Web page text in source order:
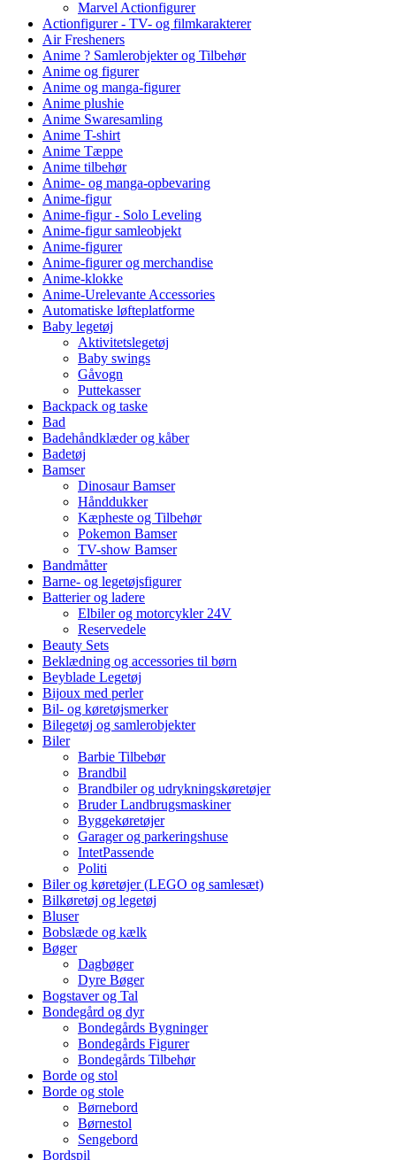
Marvel Actionfigurer
Actionfigurer - TV- og filmkarakterer
Air Fresheners
Anime ? Samlerobjekter og Tilbehør
Anime og figurer
Anime og manga-figurer
Anime plushie
Anime Swaresamling
Anime T-shirt
Anime Tæppe
Anime tilbehør
Anime- og manga-opbevaring
Anime-figur
Anime-figur - Solo Leveling
Anime-figur samleobjekt
Anime-figurer
Anime-figurer og merchandise
Anime-klokke
Anime-Urelevante Accessories
Automatiske løfteplatforme
Baby legetøj
Aktivitetslegetøj
Baby swings
Gåvogn
Puttekasser
Backpack og taske
Bad
Badehåndklæder og kåber
Badetøj
Bamser
Dinosaur Bamser
Hånddukker
Kæpheste og Tilbehør
Pokemon Bamser
TV-show Bamser
Bandmåtter
Barne- og legetøjsfigurer
Batterier og ladere
Elbiler og motorcykler 24V
Reservedele
Beauty Sets
Beklædning og accessories til børn
Beyblade Legetøj
Bijoux med perler
Bil- og køretøjsmerker
Bilegetøj og samlerobjekter
Biler
Barbie Tilbebør
Brandbil
Brandbiler og udrykningskøretøjer
Bruder Landbrugsmaskiner
Byggekøretøjer
Garager og parkeringshuse
IntetPassende
Politi
Biler og køretøjer (LEGO og samlesæt)
Bilkøretøj og legetøj
Bluser
Bobslæde og kælk
Bøger
Dagbøger
Dyre Bøger
Bogstaver og Tal
Bondegård og dyr
Bondegårds Bygninger
Bondegårds Figurer
Bondegårds Tilbehør
Borde og stol
Borde og stole
Børnebord
Børnestol
Sengebord
Bordspil